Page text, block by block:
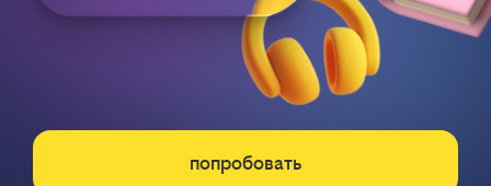
попробовать